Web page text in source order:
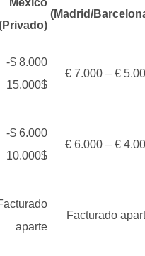
(Madrid/
(Privado)
5.000 € –
8.000 $-
15.000$
4.000 € –
6.000 $-
10.000$
Facturado
Facturado
aparte